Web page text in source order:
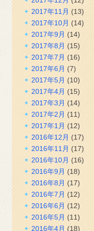
2017年11月 (13)
2017年10月 (14)
2017年9月 (14)
2017年8月 (15)
2017年7月 (16)
2017年6月 (7)
2017年5月 (10)
2017年4月 (15)
2017年3月 (14)
2017年2月 (11)
2017年1月 (12)
2016年12月 (17)
2016年11月 (17)
2016年10月 (16)
2016年9月 (18)
2016年8月 (17)
2016年7月 (12)
2016年6月 (12)
2016年5月 (11)
2016年4月 (18)